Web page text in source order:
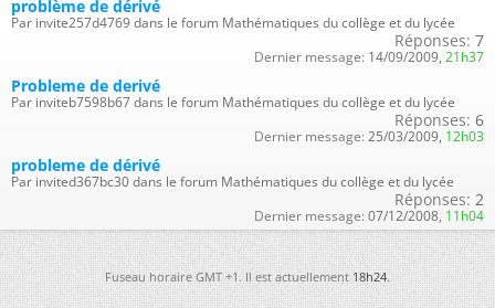
problème de dérivé
Par invite257d4769 dans le forum Mathématiques du collège et du lycée
Réponses: 7
Dernier message: 14/09/2009, 21h37
Probleme de derivé
Par inviteb7598b67 dans le forum Mathématiques du collège et du lycée
Réponses: 6
Dernier message: 25/03/2009, 12h03
probleme de dérivé
Par invited367bc30 dans le forum Mathématiques du collège et du lycée
Réponses: 2
Dernier message: 07/12/2008, 11h04
Fuseau horaire GMT +1. Il est actuellement18h24.